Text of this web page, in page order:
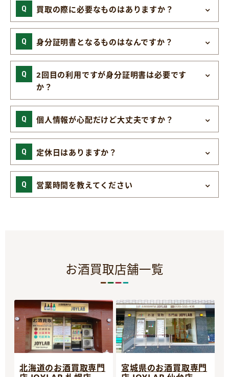
買取の際に必要なものはありますか？
身分証明書となるものはなんですか？
2回目の利用ですが身分証明書は必要です
か？
個人情報が心配だけど大丈夫ですか？
定休日はありますか？
営業時間を教えてください
お酒買取店舗一覧
北海道のお酒買取専門
宮城県のお酒買取専門